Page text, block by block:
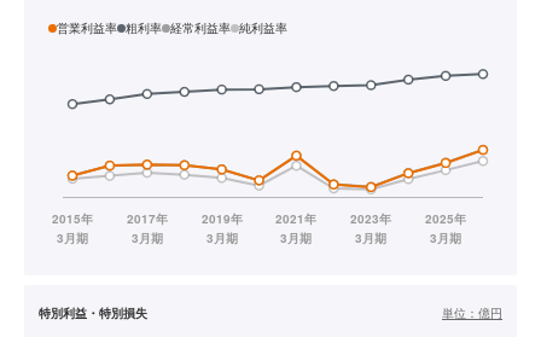
営業利益率 粗利率 経常利益率 純利益率
特別利益・特別損失 単位： 億円